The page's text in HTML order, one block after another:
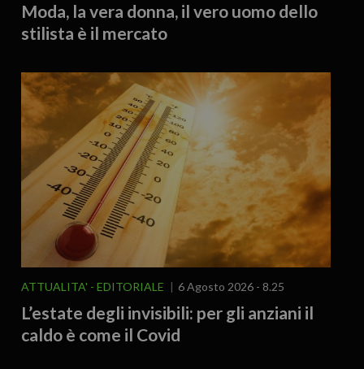
Moda, la vera donna, il vero uomo dello
stilista è il mercato
ATTUALITA' EDITORIALE 6 Agosto 2026 - 8.25
L’estate degli invisibili: per gli anziani il
caldo è come il Covid